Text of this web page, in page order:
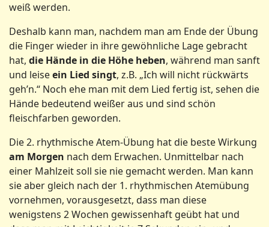
weiß werden.
Deshalb kann man, nachdem man am Ende der Übung
die Finger wieder in ihre gewöhnliche Lage gebracht
hat, die Hände in die Höhe heben, während man sanft
und leiseein Lied singt, z.B. „Ich will nicht rückwärts
geh’n.“ Noch ehe man mit dem Lied fertig ist, sehen die
Hände bedeutend weißer aus und sind schön
fleischfarben geworden.
Die 2. rhythmische Atem-Übung hat die beste Wirkung
am Morgen nach dem Erwachen. Unmittelbar nach
einer Mahlzeit soll sie nie gemacht werden. Man kann
sie aber gleich nach der 1. rhythmischen Atemübung
vornehmen, vorausgesetzt, dass man diese
wenigstens 2 Wochen gewissenhaft geübt hat und